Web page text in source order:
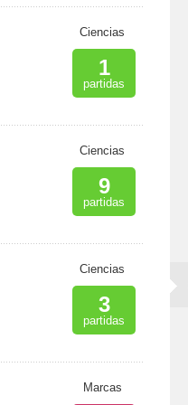
Ciencias
1
partidas
Ciencias
9
partidas
Ciencias
3
partidas
Marcas